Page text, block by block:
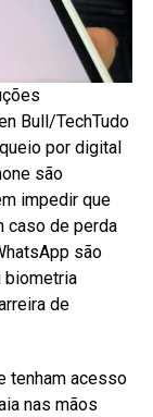
Bull/TechTudo
por digital
são
impedir que
caso de perda
são
biometria
de
tenham acesso
nas mãos